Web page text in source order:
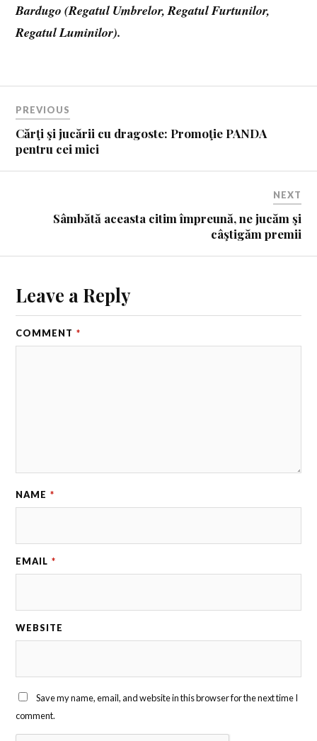
Bardugo (Regatul Umbrelor, Regatul Furtunilor,
Regatul Luminilor).
PREVIOUS
Cărţi şi jucării cu dragoste: Promoţie PANDA
pentru cei mici
NEXT
Sâmbătă aceasta citim împreună, ne jucăm şi
câştigăm premii
Leave a Reply
COMMENT *
NAME *
EMAIL *
WEBSITE
Save my name, email, and website in this browser for the next time I
comment.